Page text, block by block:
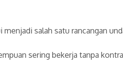
salah satu rancangan
sering bekerja tanpa